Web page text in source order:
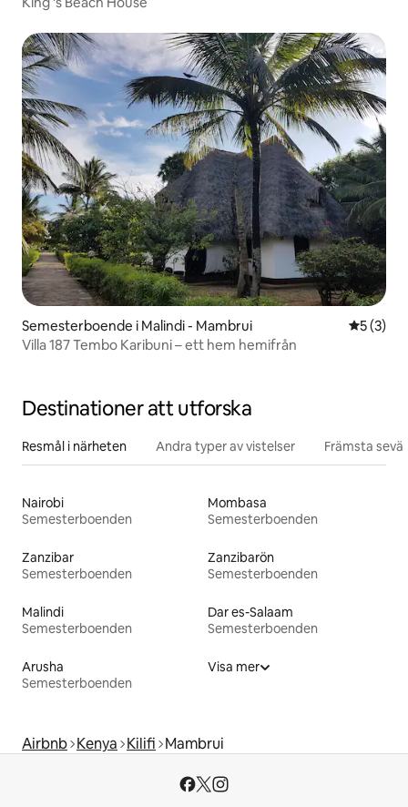
Semesterboende i Malindi - Mambrui 5 av 5 i
5 (3)
Villa 187 Tembo Karibuni – ett hem hemifrån
Destinationer att utforska
Resmål i närheten Andra typer av vistelser Främsta
Nairobi
Semesterboenden
Mombasa
Semesterboenden
Zanzibar
Semesterboenden
Zanzibarön
Semesterboenden
Malindi
Semesterboenden
Dar es-Salaam
Semesterboenden
Arusha
Semesterboenden
Visa mer
Airbnb Kenya Kilifi Mambrui